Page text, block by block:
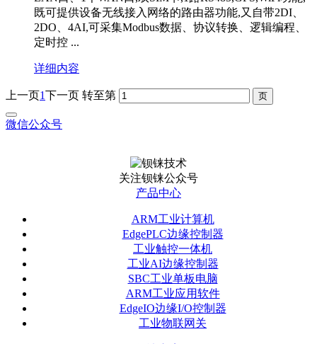
既可提供设备无线接入网络的路由器功能,又自带2DI、
2DO、4AI,可采集Modbus数据、协议转换、逻辑编程、
定时控 ...
详细内容
上一页1下一页 转至第
微信公众号
关注钡铼公众号
产品中心
ARM工业计算机
EdgePLC边缘控制器
工业触控一体机
工业AI边缘控制器
SBC工业单板电脑
ARM工业应用软件
EdgeIO边缘I/O控制器
工业物联网关